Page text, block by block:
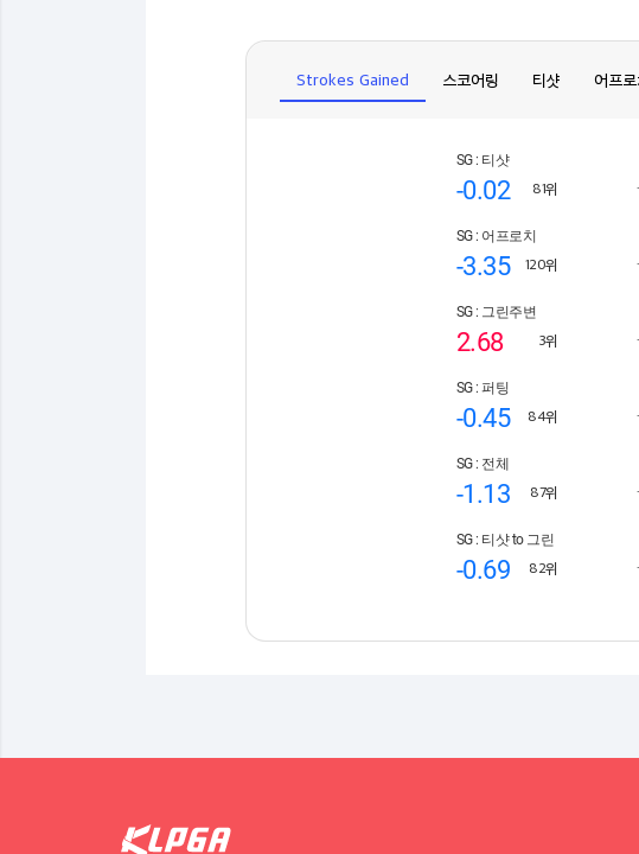
Strokes Gained 스코어링 티샷 어프로
SG : 티샷
-0.02 81위
SG : 어프로치
-3.35 120위
SG : 그린주변
2.68 3위
SG : 퍼팅
-0.45 84위
SG : 전체
-1.13 87위
SG : 티샷 to 그린
-0.69 82위